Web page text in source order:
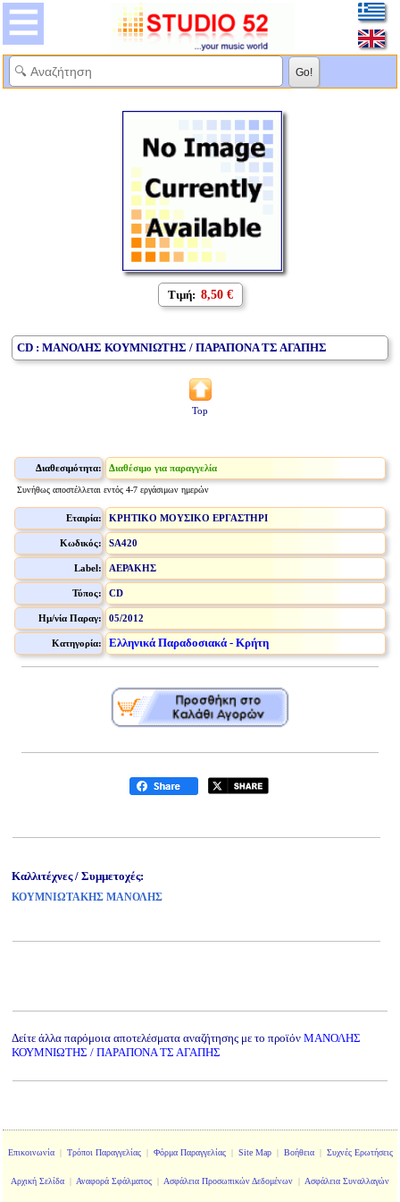
Τιμή: 8,50 €
CD : ΜΑΝΟΛΗΣ ΚΟΥΜΝΙΩΤΗΣ / ΠΑΡΑΠΟΝΑ ΤΣ ΑΓΑΠΗΣ
Top
Διαθεσιμότητα: Διαθέσιμο για παραγγελία
Συνήθως αποστέλλεται εντός 4-7 εργάσιμων ημερών
Εταιρία: ΚΡΗΤΙΚΟ ΜΟΥΣΙΚΟ ΕΡΓΑΣΤΗΡΙ
Κωδικός: SA420
Label: ΑΕΡΑΚΗΣ
Τύπος: CD
Ημ/νία Παραγ: 05/2012
Κατηγορία: Ελληνικά Παραδοσιακά - Κρήτη
Καλλιτέχνες / Συμμετοχές:
ΚΟΥΜΝΙΩΤΑΚΗΣ ΜΑΝΟΛΗΣ
Δείτε άλλα παρόμοια αποτελέσματα αναζήτησης με το προϊόν ΜΑΝΟΛΗΣ
ΚΟΥΜΝΙΩΤΗΣ / ΠΑΡΑΠΟΝΑ ΤΣ ΑΓΑΠΗΣ
Επικοινωνία| Τρόποι Παραγγελίας| Φόρμα Παραγγελίας| Site Map| Βοήθεια| Συχνές Ερωτήσεις
Αρχική Σελίδα | Αναφορά Σφάλματος | Ασφάλεια Προσωπικών Δεδομένων | Ασφάλεια Συναλλαγών